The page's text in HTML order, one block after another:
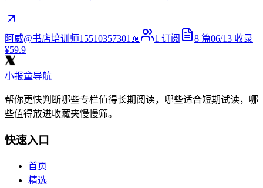
阿威@书店培训师15510357301📖 1 订阅 8 篇06/13 收录
¥59.9
小报童导航
帮你更快判断哪些专栏值得长期阅读，哪些适合短期试读，哪
些值得放进收藏夹慢慢筛。
快速入口
首页
精选